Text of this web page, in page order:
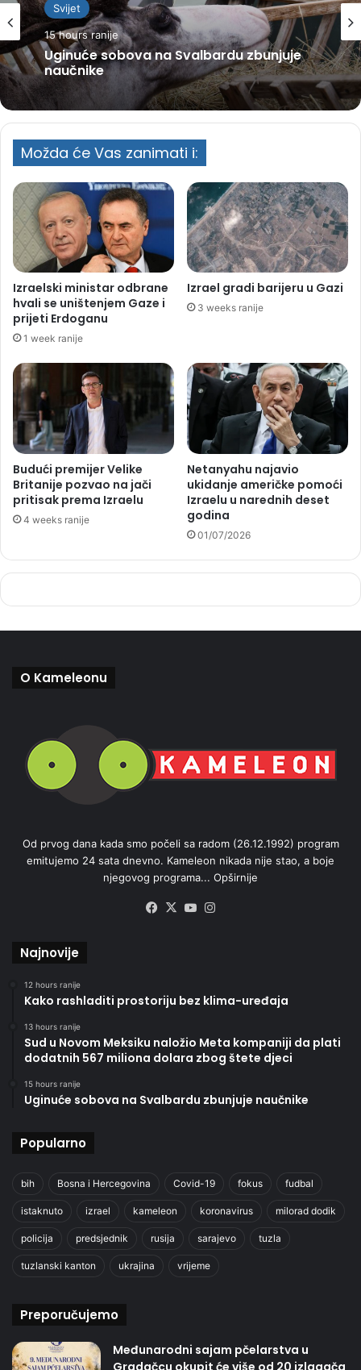
Svijet
15 hours ranije
Uginuće sobova na Svalbardu zbunjuje
naučnike
Možda će Vas zanimati i:
Izraelski ministar odbrane
hvali se uništenjem Gaze i
prijeti Erdoganu
1 week ranije
Izrael gradi barijeru u Gazi
3 weeks ranije
Budući premijer Velike
Britanije pozvao na jači
pritisak prema Izraelu
4 weeks ranije
Netanyahu najavio
ukidanje američke pomoći
Izraelu u narednih deset
godina
01/07/2026
O Kameleonu
Od prvog dana kada smo počeli sa radom (26.12.1992) program
emitujemo 24 sata dnevno. Kameleon nikada nije stao, a boje
njegovog programa... Opširnije
Facebook
X YouTube
Najnovije
12 hours ranije
Kako rashladiti prostoriju bez klima-uređaja
13 hours ranije
Sud u Novom Meksiku naložio Meta kompaniji da plati
dodatnih 567 miliona dolara zbog štete djeci
15 hours ranije
Uginuće sobova na Svalbardu zbunjuje naučnike
Popularno
bih Bosna i Hercegovina Covid-19 fokus fudbal
istaknuto izrael kameleon koronavirus milorad dodik
policija predsjednik rusija sarajevo tuzla
tuzlanski kanton ukrajina vrijeme
Preporučujemo
Međunarodni sajam pčelarstva u